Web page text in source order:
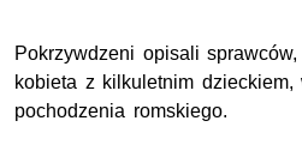
Pokrzywdzeni opisali
kobieta z kilkuletnim
pochodzenia romskiego.